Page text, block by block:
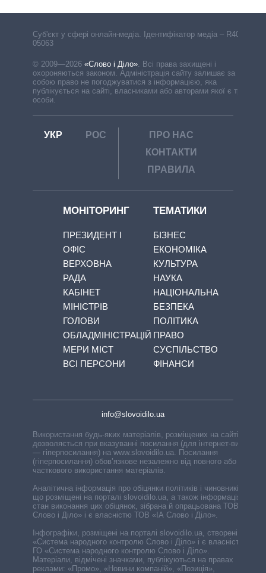
Cуб'єкт у сфері онлайн-медіа. Ідентифікатор медіа – R40-
05063
© 2009—2026 «Слово і Діло» Всі права захищені і
охороняються законом. Адміністрація сайту залишає за
собою право не погоджуватися з інформацією, яка
публікується на сайті, власниками або авторами якої є треті
особи.
УКР РОС
ПРО НАС
КОНТАКТИ
ПРАВИЛА
МОНІТОРИНГ
ПРЕЗИДЕНТ І
ОФІС
ВЕРХОВНА
РАДА
КАБІНЕТ
МІНІСТРІВ
ГОЛОВИ
ОБЛАДМІНІСТРАЦІЙ
МЕРИ МІСТ
ВСІ ПЕРСОНИ
ТЕМАТИКИ
БІЗНЕС
ЕКОНОМІКА
КУЛЬТУРА
НАУКА
НАЦІОНАЛЬНА
БЕЗПЕКА
ПОЛІТИКА
ПРАВО
СУСПІЛЬСТВО
ФІНАНСИ
info@slovoidilo.ua
Використання будь-яких матеріалів, розміщених на сайті,
дозволяється при вказуванні посилання (для інтернет-видань
— гіперпосилання) на www.slovoidilo.ua. Посилання
(гіперпосилання) обов’язкове незалежно від повного або
часткового використання матеріалів.
Аналітична інформація про обіцянки політиків і чиновників,
що розміщені на порталі slovoidilo.ua, а також інформація про
стан виконання цих обіцянок, зібрана й опрацьована ТОВ «ІА
Слово і Діло» і є власністю ТОВ «ІА Слово і Діло».
Інфографіки, розміщені на порталі slovoidilo.ua, створені ГО
«Система народного контролю Слово і Діло» і є власністю
ГО «Система народного контролю Слово і Діло».
Матеріали, відмічені значками, публікуються на правах
реклами: «Промо», «Новини компаній», «Позиція»,